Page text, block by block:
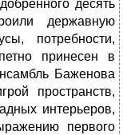
десять
державную
потребности,
принесен в
Баженова
пространств,
интерьеров,
первого